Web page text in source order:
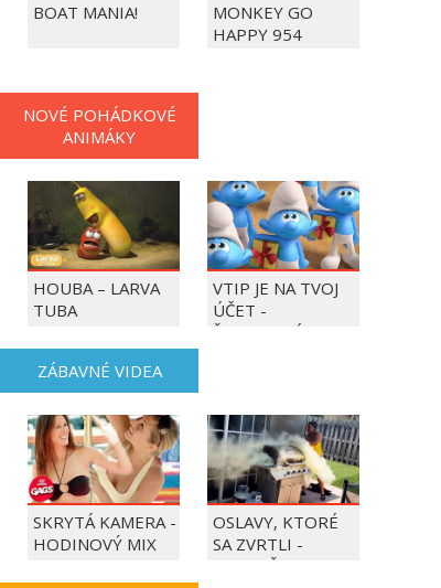
BOAT MANIA!
MONKEY GO
HAPPY 954
NOVÉ POHÁDKOVÉ
ANIMÁKY
HOUBA – LARVA
TUBA
VTIP JE NA TVOJ
ÚČET -
ŠMOULOVÉ
ZÁBAVNÉ VIDEA
SKRYTÁ KAMERA -
HODINOVÝ MIX
OSLAVY, KTORÉ
SA ZVRTLI -
NAJLEPŠIE